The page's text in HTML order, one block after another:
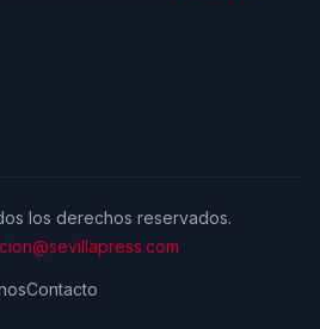
los derechos reservados.
Contacto